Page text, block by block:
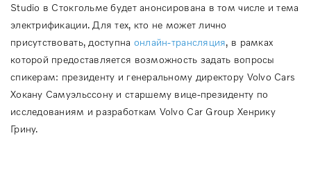
Studio в Стокгольме будет анонсирована в том числе и тема
электрификации. Для тех, кто не может лично
присутствовать, доступна онлайн-трансляция, в рамках
которой предоставляется возможность задать вопросы
спикерам: президенту и генеральному директору Volvo Cars
Хокану Самуэльссону и старшему вице-президенту по
исследованиям и разработкам Volvo Car Group Хенрику
Грину.